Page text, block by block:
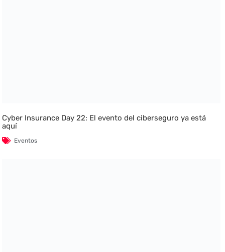
Cyber Insurance Day 22: El evento del ciberseguro ya está
aquí
Eventos